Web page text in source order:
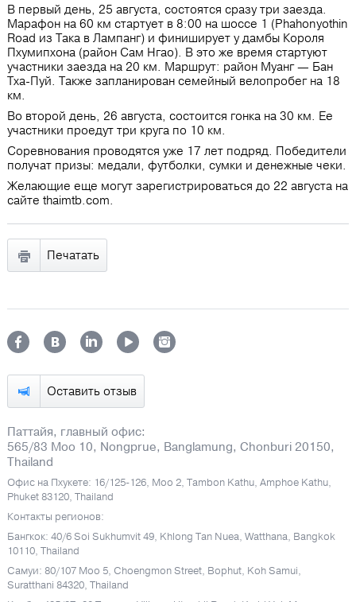
Оставить отзыв
Паттайя, главный офис:
565/83 Moo 10, Nongprue, Banglamung, Chonburi 20150,
Thailand
Офис на Пхукете: 16/125-126, Moo 2, Tambon Kathu, Amphoe Kathu,
Phuket 83120, Thailand
Контакты регионов:
Бангкок: 40/6 Soi Sukhumvit 49, Khlong Tan Nuea, Watthana, Bangkok
10110, Thailand
Самуи: 80/107 Moo 5, Choengmon Street, Bophut, Koh Samui,
Suratthani 84320, Thailand
В первый день, 25 августа, состоятся сразу три заезда.
Марафон на 60 км стартует в 8:00 на шоссе 1 (Phahonyothin
Road из Така в Лампанг) и финиширует у дамбы Короля
Пхумипхона (район Сам Нгао). В это же время стартуют
участники заезда на 20 км. Маршрут: район Муанг — Бан
Тха-Пуй. Также запланирован семейный велопробег на 18
км.
Во второй день, 26 августа, состоится гонка на 30 км. Ее
участники проедут три круга по 10 км.
Соревнования проводятся уже 17 лет подряд. Победители
получат призы: медали, футболки, сумки и денежные чеки.
Желающие еще могут зарегистрироваться до 22 августа на
сайте thaimtb.com.
Печатать